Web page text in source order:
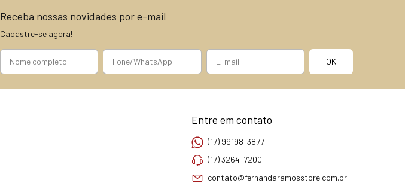
Receba nossas novidades por e-mail
Cadastre-se agora!
Entre em contato
(17) 99198-3877
(17) 3264-7200
contato@fernandaramosstore.com.br